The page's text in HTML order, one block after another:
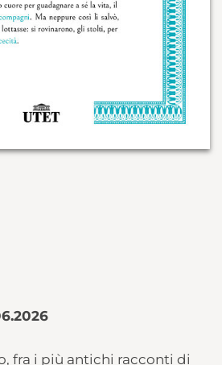
fra i più antichi racconti di